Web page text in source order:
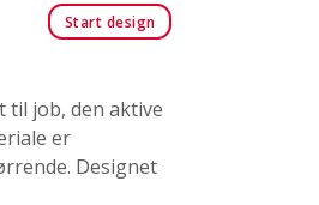
Start design
job, den aktive
er
Designet